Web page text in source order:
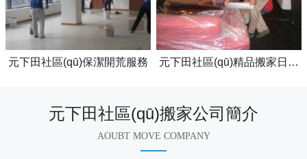
元下田社區(qū)保潔開荒服務 元下田社區(qū)精品搬家日式搬家
元下田社區(qū)搬家公司簡介
AOUBT MOVE COMPANY